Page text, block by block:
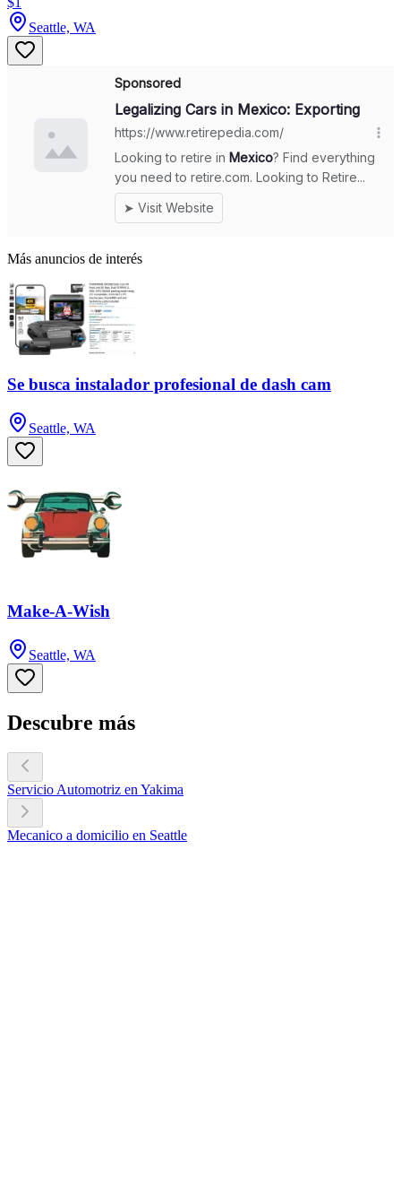
Seattle, WA
Más anuncios de interés
Se busca instalador profesional de dash cam
Seattle, WA
Make-A-Wish
Seattle, WA
Descubre más
Servicio Automotriz en Yakima
Mecanico a domicilio en Seattle